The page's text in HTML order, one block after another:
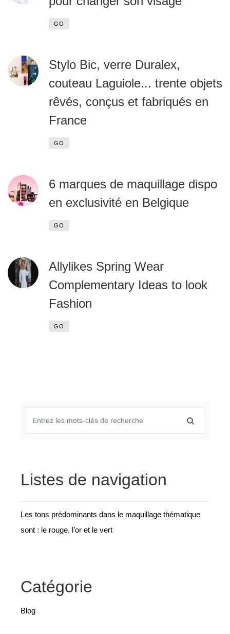
GO
Stylo Bic, verre Duralex,
couteau Laguiole... trente objets
rêvés, conçus et fabriqués en
France
GO
6 marques de maquillage dispo
en exclusivité en Belgique
GO
Allylikes Spring Wear
Complementary Ideas to look
Fashion
GO
Listes de navigation
Les tons prédominants dans le maquillage thématique
sont : le rouge, l’or et le vert
Catégorie
Blog